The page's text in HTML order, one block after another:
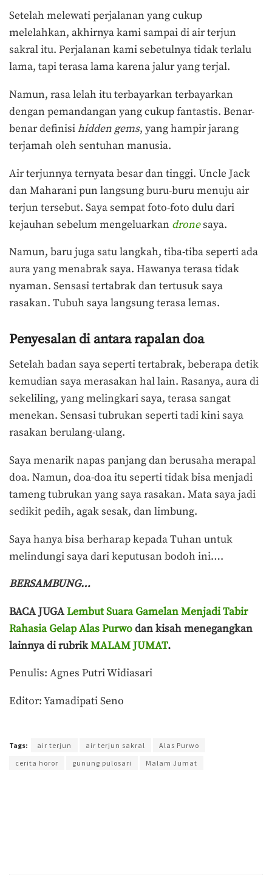
Setelah melewati perjalanan yang cukup
melelahkan, akhirnya kami sampai di air terjun
sakral itu. Perjalanan kami sebetulnya tidak terlalu
lama, tapi terasa lama karena jalur yang terjal.
Namun, rasa lelah itu terbayarkan terbayarkan
dengan pemandangan yang cukup fantastis. Benar-
benar definisihidden gems, yang hampir jarang
terjamah oleh sentuhan manusia.
Air terjunnya ternyata besar dan tinggi. Uncle Jack
dan Maharani pun langsung buru-buru menuju air
terjun tersebut. Saya sempat foto-foto dulu dari
kejauhan sebelum mengeluarkan dronesaya.
Namun, baru juga satu langkah, tiba-tiba seperti ada
aura yang menabrak saya. Hawanya terasa tidak
nyaman. Sensasi tertabrak dan tertusuk saya
rasakan. Tubuh saya langsung terasa lemas.
Penyesalan di antara rapalan doa
Setelah badan saya seperti tertabrak, beberapa detik
kemudian saya merasakan hal lain. Rasanya, aura di
sekeliling, yang melingkari saya, terasa sangat
menekan. Sensasi tubrukan seperti tadi kini saya
rasakan berulang-ulang.
Saya menarik napas panjang dan berusaha merapal
doa. Namun, doa-doa itu seperti tidak bisa menjadi
tameng tubrukan yang saya rasakan. Mata saya jadi
sedikit pedih, agak sesak, dan limbung.
Saya hanya bisa berharap kepada Tuhan untuk
melindungi saya dari keputusan bodoh ini….
BERSAMBUNG…
BACA JUGALembut Suara Gamelan Menjadi Tabir
Rahasia Gelap Alas Purwodan kisah menegangkan
lainnya di rubrikMALAM JUMAT.
Penulis: Agnes Putri Widiasari
Editor: Yamadipati Seno
Tags: air terjun air terjun sakral
Alas Purwo
cerita horor
gunung pulosari Malam Jumat